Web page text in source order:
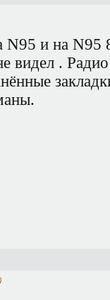
N95 и на N95
видел .